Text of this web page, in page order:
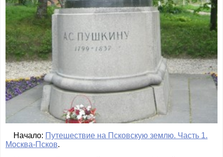
Начало: Путешествие на Псковскую землю. Часть 1.
Москва-Псков.